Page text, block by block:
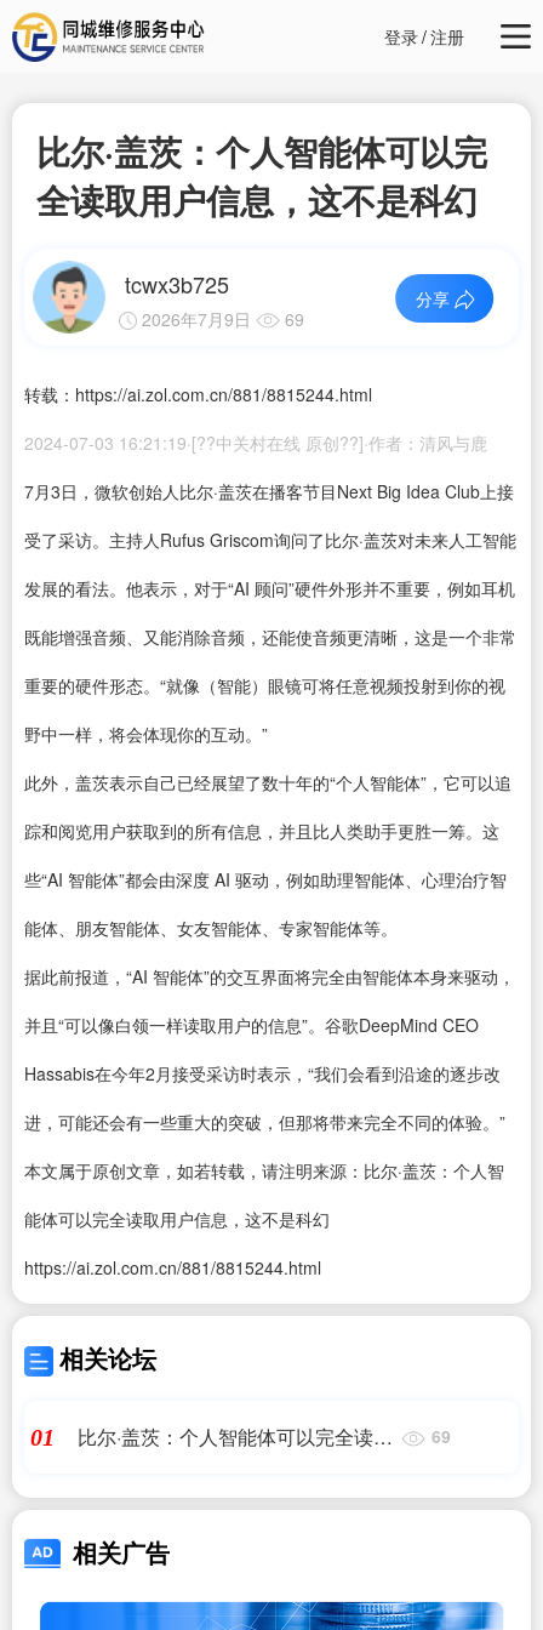
登录/注册
比尔·盖茨：个人智能体可以完
全读取用户信息，这不是科幻
tcwx3b725
2026年7月9日 69
分享
转载：https://ai.zol.com.cn/881/8815244.html
2024-07-03 16:21:19·[??中关村在线 原创??]·作者：清风与鹿
7月3日，微软创始人比尔·盖茨在播客节目Next Big Idea Club上接
受了采访。主持人Rufus Griscom询问了比尔·盖茨对未来人工智能
发展的看法。他表示，对于“AI 顾问”硬件外形并不重要，例如耳机
既能增强音频、又能消除音频，还能使音频更清晰，这是一个非常
重要的硬件形态。“就像（智能）眼镜可将任意视频投射到你的视
野中一样，将会体现你的互动。”
此外，盖茨表示自己已经展望了数十年的“个人智能体”，它可以追
踪和阅览用户获取到的所有信息，并且比人类助手更胜一筹。这
些“AI 智能体”都会由深度 AI 驱动 ，例如助理智能体、心理治疗智
能体、朋友智能体、女友智能体、专家智能体等。
据此前报道，“AI 智能体”的交互界面将完全由智能体本身来驱动，
并且“可以像白领一样读取用户的信息”。谷歌DeepMind CEO
Hassabis在今年2月接受采访时表示，“我们会看到沿途的逐步改
进，可能还会有一些重大的突破，但那将带来完全不同的体验。”
本文属于原创文章，如若转载，请注明来源： 比尔·盖茨：个人智
能体可以完全读取用户信息，这不是科幻
https://ai.zol.com.cn/881/8815244.html
相关论坛
01
比尔·盖茨：个人智能体可以完全读取
69
相关广告